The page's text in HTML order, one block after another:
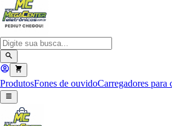
ProdutosFones de ouvidoCarregadores para